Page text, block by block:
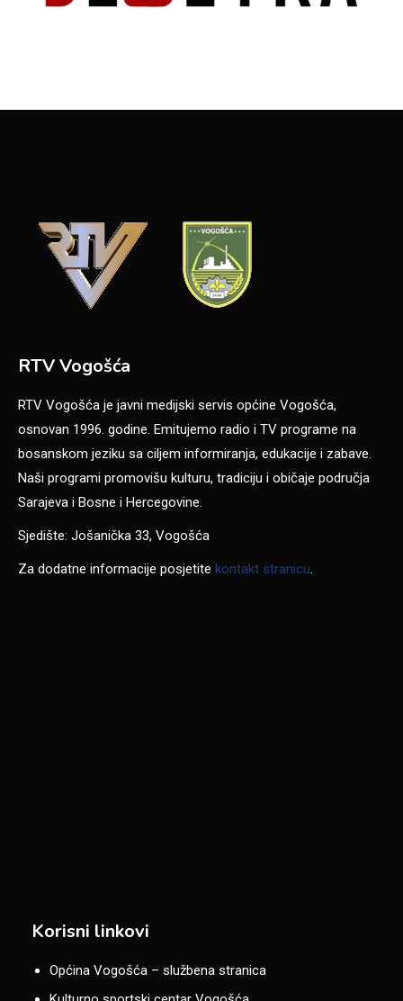
RTV Vogošća
RTV Vogošća je javni medijski servis općine Vogošća,
osnovan 1996. godine. Emitujemo radio i TV programe na
bosanskom jeziku sa ciljem informiranja, edukacije i zabave.
Naši programi promovišu kulturu, tradiciju i običaje područja
Sarajeva i Bosne i Hercegovine.
Sjedište: Jošanička 33, Vogošća
Za dodatne informacije posjetite kontakt stranicu.
Korisni linkovi
Općina Vogošća – službena stranica